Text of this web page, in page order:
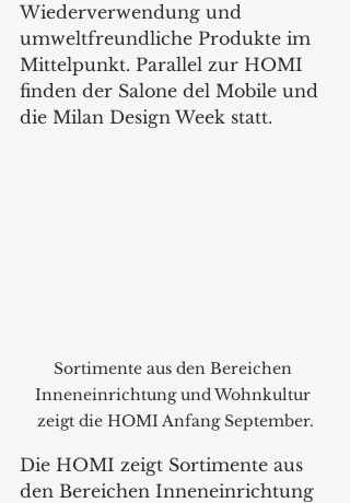
Wiederverwendung und
umweltfreundliche Produkte im
Mittelpunkt. Parallel zur HOMI
finden der Salone del Mobile und
die Milan Design Week statt.
Sortimente aus den Bereichen
Inneneinrichtung und Wohnkultur
zeigt die HOMI Anfang September.
Die HOMI zeigt Sortimente aus
den Bereichen Inneneinrichtung